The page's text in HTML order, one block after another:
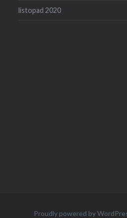
listopad 2020
Proudly powered by